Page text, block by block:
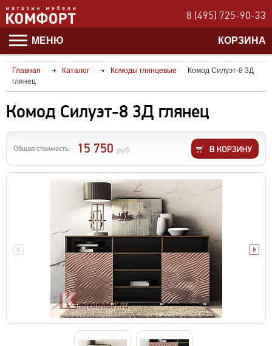
8 (495) 725-90-33
МЕНЮ КОРЗИНА
Главная Каталог Комоды глянцевые
Комод Силуэт-8 3Д
глянец
Комод Силуэт-8 3Д глянец
Общая стоимость: 15 750 руб.